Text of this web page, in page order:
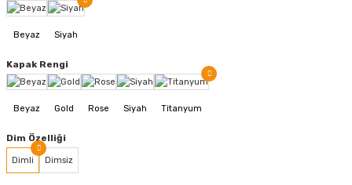
Kapak Rengi
Dim Özelliği
Dimli Dimsiz